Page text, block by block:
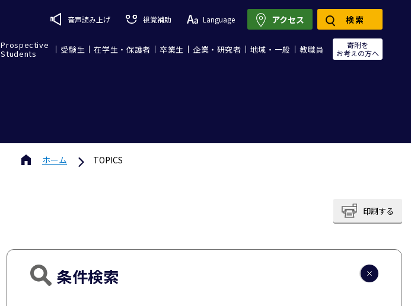
音声読み上げ 視覚補助 Language
Prospective
Students 受験生 在学生・保護者 卒業生 企業・研究者 地域・一般 教職員
寄附を
お考えの方へ
アクセス 検索
ホーム TOPICS
印刷する
条件検索